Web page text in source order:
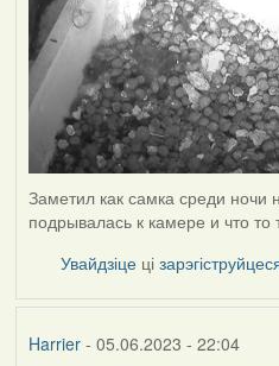
Заметил как самка среди ночи
подрывалась к камере и что то
Увайдзіце ці
Harrier- 05.06.2023 - 22:04